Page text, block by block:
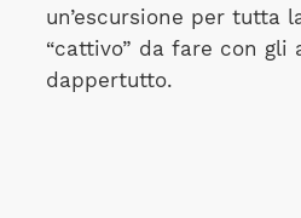
un’escursione per tutta
“cattivo” da fare con
dappertutto.